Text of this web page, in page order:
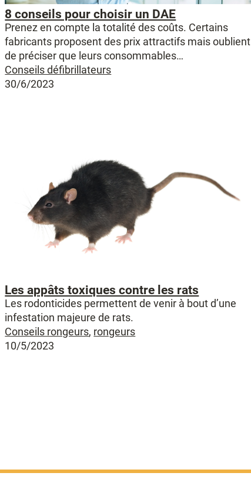
8 conseils pour choisir un DAE
Prenez en compte la totalité des coûts. Certains
fabricants proposent des prix attractifs mais oublient
de préciser que leurs consommables…
Conseils défibrillateurs
30/6/2023
Les appâts toxiques contre les rats
Les rodonticides permettent de venir à bout d’une
infestation majeure de rats.
Conseils rongeurs, rongeurs
10/5/2023